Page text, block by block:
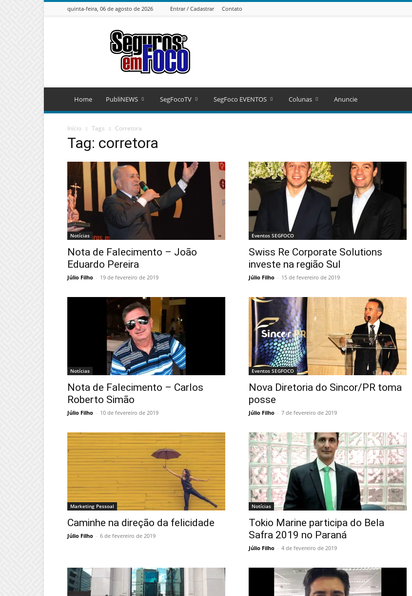
quinta-feira, 06 de agosto de 2026 Entrar / Cadastrar Contato
Seguros
em
Foco
Home PubliNEWS SegFocoTV SegFoco EVENTOS Colunas Anuncie
Início Tags Corretora
Tag: corretora
Notícias
Nota de Falecimento – João
Eduardo Pereira
Júlio Filho - 19 de fevereiro de 2019
Eventos SEGFOCO
Swiss Re Corporate Solutions
investe na região Sul
Júlio Filho - 15 de fevereiro de 2019
Notícias
Nota de Falecimento – Carlos
Roberto Simão
Júlio Filho - 10 de fevereiro de 2019
Eventos SEGFOCO
Nova Diretoria do Sincor/PR toma
posse
Júlio Filho - 7 de fevereiro de 2019
Marketing Pessoal
Caminhe na direção da felicidade
Júlio Filho - 6 de fevereiro de 2019
Notícias
Tokio Marine participa do Bela
Safra 2019 no Paraná
Júlio Filho - 4 de fevereiro de 2019